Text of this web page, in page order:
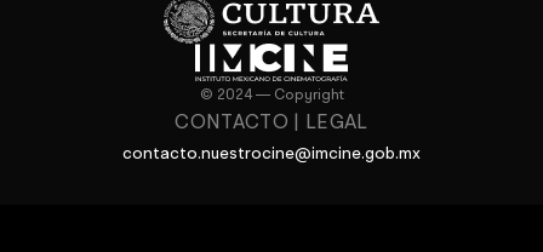
© 2024 — Copyright
CONTACTO LEGAL
contacto.nuestrocine@imcine.gob.mx